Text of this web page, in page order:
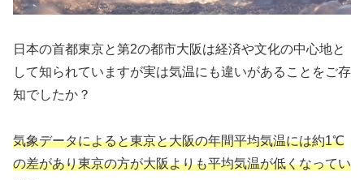
日本の首都東京と第2の都市大阪は経済や文化の中心地と
して知られていますが実は気温にも違いがあることをご存
知でしたか？
気象データによると東京と大阪の年間平均気温には約1℃
の差があり東京の方が大阪よりも平均気温が低くなってい